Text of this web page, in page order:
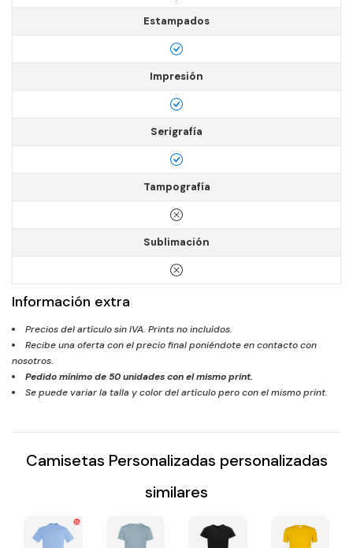
Estampados
Impresión
Serigrafía
Tampografía
Sublimación
Información extra
Precios del artículo sin IVA. Prints no incluídos.
Recibe una oferta con el precio final poniéndote en contacto con
nosotros.
Pedido mínimo de50unidades con el mismo print.
Se puede variar la talla y color del artículo pero con el mismo print.
Camisetas Personalizadas personalizadas
similares